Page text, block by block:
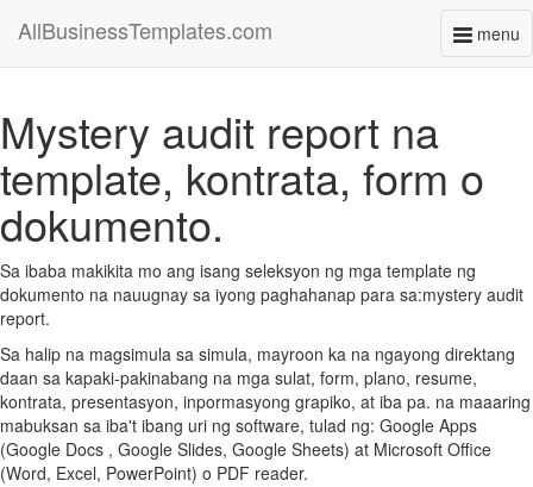
menu
AllBusinessTemplates.com
Mystery audit report na
template, kontrata, form o
dokumento.
Sa ibaba makikita mo ang isang seleksyon ng mga template ng
dokumento na nauugnay sa iyong paghahanap para sa:mystery audit
report.
Sa halip na magsimula sa simula, mayroon ka na ngayong direktang
daan sa kapaki-pakinabang na mga sulat, form, plano, resume,
kontrata, presentasyon, inpormasyong grapiko, at iba pa. na maaaring
mabuksan sa iba't ibang uri ng software, tulad ng: Google Apps
(Google Docs , Google Slides, Google Sheets) at Microsoft Office
(Word, Excel, PowerPoint) o PDF reader.